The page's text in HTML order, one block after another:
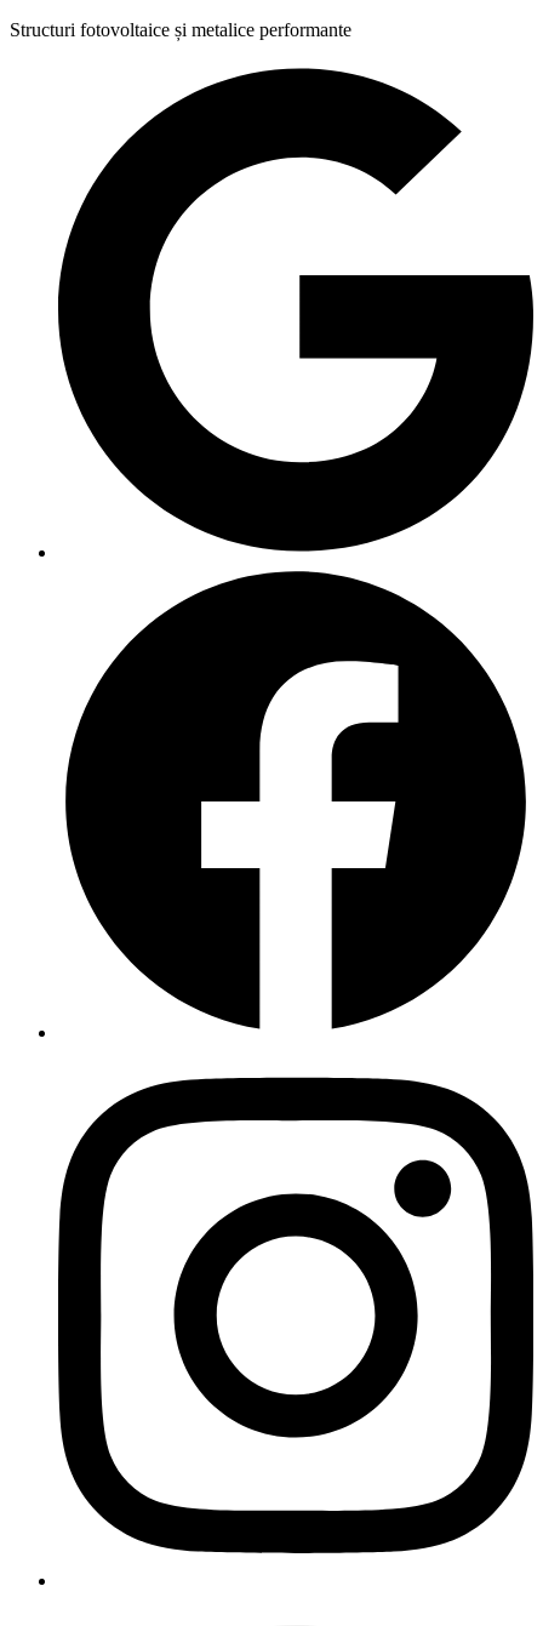
Structuri fotovoltaice și metalice performante